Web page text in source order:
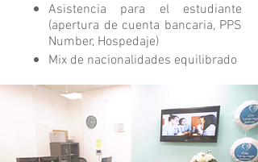
Asistencia para el estudiante
(apertura de cuenta bancaria, PPS
Number, Hospedaje)
Mix de nacionalidades equilibrado